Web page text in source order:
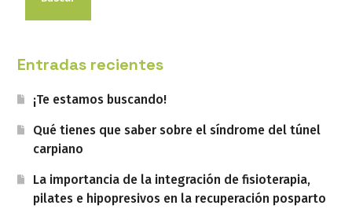
Entradas recientes
¡Te estamos buscando!
Qué tienes que saber sobre el síndrome del túnel
carpiano
La importancia de la integración de fisioterapia,
pilates e hipopresivos en la recuperación posparto